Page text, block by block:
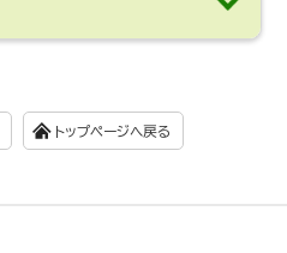
トップページへ戻る